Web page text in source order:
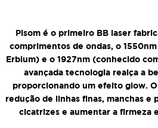
Pisom é o primeiro BB laser
comprimentos de ondas, o
Erbium) e o 1927nm (conhecido
avançada tecnologia realça a
proporcionando um efeito glow.
redução de linhas finas, manchas e
cicatrizes e aumentar a firmeza